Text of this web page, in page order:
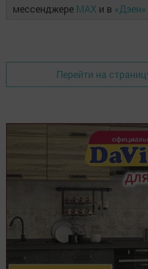
мессенджере MAX и в «Дзен»
Перейти на